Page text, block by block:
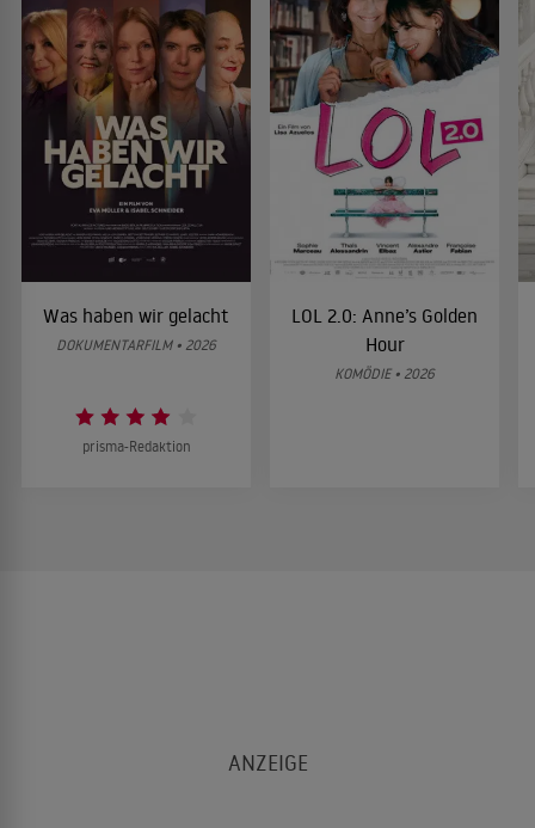
Was haben wir gelacht
DOKUMENTARFILM • 2026
prisma-Redaktion
LOL 2.0: Anne’s Golden
Hour
KOMÖDIE • 2026